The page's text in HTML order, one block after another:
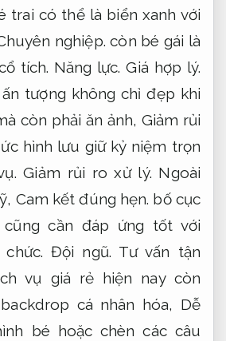
trai có thể là biển xanh với
nghiệp. còn bé gái là
tích. Năng lực. Giá hợp lý.
tượng không chỉ đẹp khi
còn phải ăn ảnh, Giảm rủi
hình lưu giữ kỷ niệm trọn
Giảm rủi ro xử lý. Ngoài
Cam kết đúng hẹn. bố cục
cần đáp ứng tốt với
chức.Đội ngũ. Tư vấn tận
vụ giá rẻ hiện nay còn
cá nhân hóa, Dễ
bé hoặc chèn các câu